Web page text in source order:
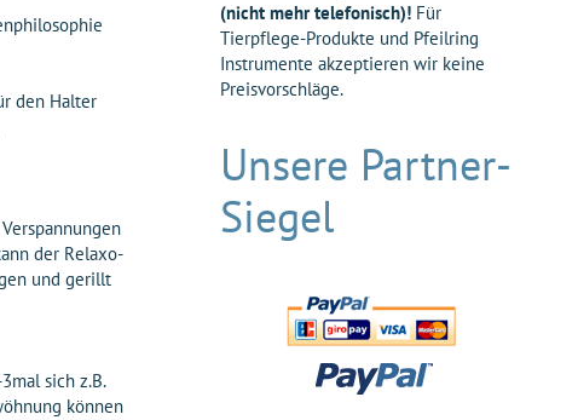
den Halter
der Relaxo-
und gerillt
sich z.B.
können
(nicht mehr telefonisch)! Für
Tierpflege-Produkte und Pfeilring
Instrumente akzeptieren wir keine
Preisvorschläge.
Unsere Partner-
Siegel